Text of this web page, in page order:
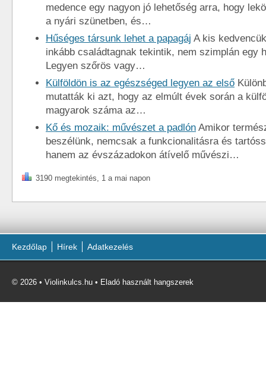
medence egy nagyon jó lehetőség arra, hogy
a nyári szünetben, és…
Hűséges társunk lehet a papagáj A kis
inkább családtagnak tekintik, nem szimplán egy
Legyen szőrös vagy…
Külföldön is az egészséged legyen az első
mutatták ki azt, hogy az elmúlt évek során a
magyarok száma az…
Kő és mozaik: művészet a padlón Amikor
beszélünk, nemcsak a funkcionalitásra és
hanem az évszázadokon átívelő művészi…
3190 megtekintés, 1 a mai napon
Kezdőlap Hírek Adatkezelés
© 2026 • Violinkulcs.hu • Eladó használt hangszerek